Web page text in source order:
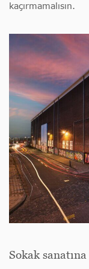
kaçırmamalısın.
Sokak